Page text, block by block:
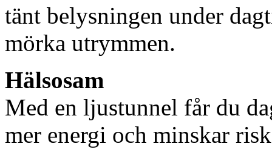
tänt belysningen under
mörka utrymmen.
Hälsosam
Med en ljustunnel får du
mer energi och minskar